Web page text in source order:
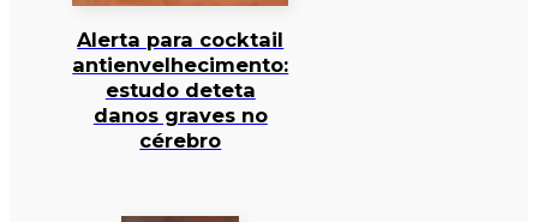
Alerta para cocktail
antienvelhecimento:
estudo deteta
danos graves no
cérebro